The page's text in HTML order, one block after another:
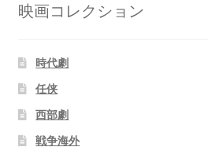
映画コレクション
時代劇
任侠
西部劇
戦争海外